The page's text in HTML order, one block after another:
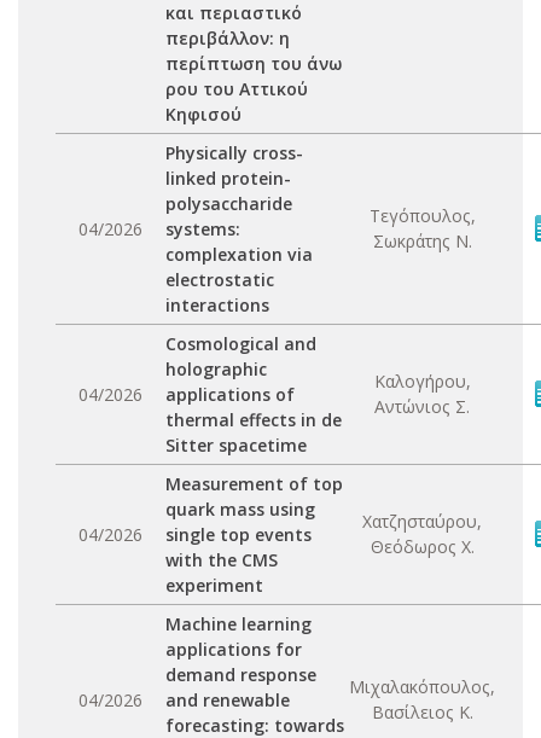
και περιαστικό
περιβάλλον: η
περίπτωση του άνω
ρου του Αττικού
Κηφισού
04/2026
Physically cross-
linked protein-
polysaccharide
systems:
complexation via
electrostatic
interactions
Τεγόπουλος,
Σωκράτης Ν.
04/2026
Cosmological and
holographic
applications of
thermal effects in de
Sitter spacetime
Καλογήρου,
Αντώνιος Σ.
04/2026
Measurement of top
quark mass using
single top events
with the CMS
experiment
Χατζησταύρου,
Θεόδωρος Χ.
04/2026
Machine learning
applications for
demand response
and renewable
forecasting: towards
Μιχαλακόπουλος,
Βασίλειος Κ.